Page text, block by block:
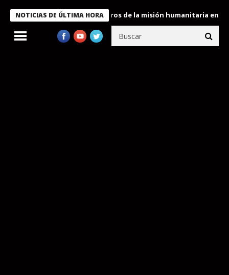
NOTICIAS DE ÚLTIMA HORA
condecora a miembros de la misión humanitaria enviada a